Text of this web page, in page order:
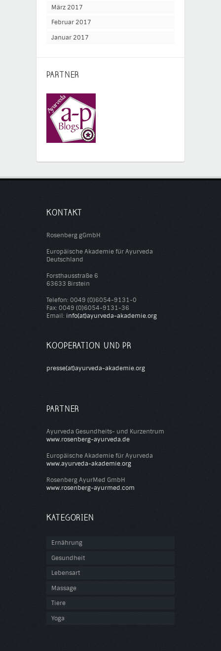
März 2017
Februar 2017
Januar 2017
PARTNER
KONTAKT
Rosenberg gGmbH
Europäische Akademie für Ayurveda
Deutschland
Forsthausstraße 6
63633 Birstein
Telefon: 0049 (0)6054-9131-0
Fax: 0049 (0)6054-9131-36
Email: info(at)ayurveda-akademie.org
KOOPERATION UND PR
presse(at)ayurveda-akademie.org
PARTNER
Ayurveda Gesundheits- und Kurzentrum
www.rosenberg-ayurveda.de
Europäische Akademie für Ayurveda
www.ayurveda-akademie.org
Rosenberg AyurMed GmbH
www.rosenberg-ayurmed.com
KATEGORIEN
Ernährung
Gesundheit
Lebensart
Massage
Tiere
Yoga